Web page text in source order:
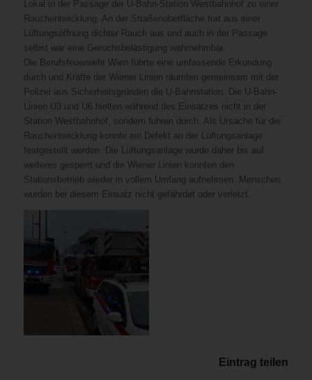
Lokal in der Passage der U-Bahn-Station Westbahnhof zu einer
Rauchentwicklung. An der Straßenoberfläche trat aus einer
Lüftungsöffnung dichter Rauch aus und auch in der Passage
selbst war eine Geruchsbelästigung wahrnehmbar.
Die Berufsfeuerwehr Wien führte eine umfassende Erkundung
durch und Kräfte der Wiener Linien räumten gemeinsam mit der
Polizei aus Sicherheitsgründen die U-Bahnstation. Die U-Bahn-
Linien U3 und U6 hielten während des Einsatzes nicht in der
Station Westbahnhof, sondern fuhren durch. Als Ursache für die
Rauchentwicklung konnte ein Defekt an der Lüftungsanlage
festgestellt werden. Die Lüftungsanlage wurde daher bis auf
weiteres gesperrt und die Wiener Linien konnten den
Stationsbetrieb wieder in vollem Umfang aufnehmen. Menschen
wurden bei diesem Einsatz nicht gefährdet oder verletzt.
Eintrag teilen